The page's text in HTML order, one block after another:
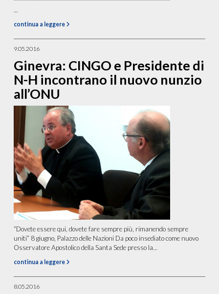
...
continua a leggere
9.05.2016
Ginevra: CINGO e Presidente di
N-H incontrano il nuovo nunzio
all’ONU
“Dovete essere qui, dovete fare sempre più, rimanendo sempre
uniti” 8 giugno, Palazzo delle Nazioni Da poco insediato come nuovo
Osservatore Apostolico della Santa Sede presso la...
continua a leggere
8.05.2016